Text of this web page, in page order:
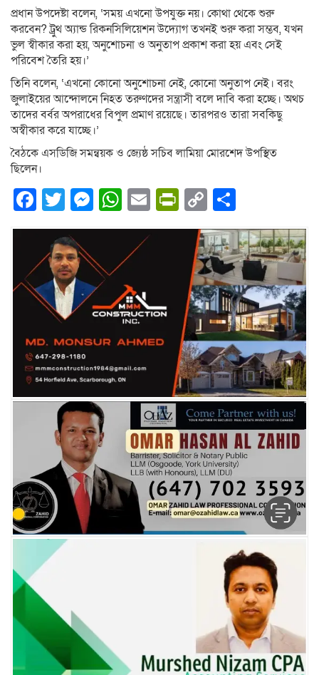
প্রধান উপদেষ্টা বলেন, ‘সময় এখনো উপযুক্ত নয়। কোথা থেকে শুরু
করবেন? ট্রুথ অ্যান্ড রিকনসিলিয়েশন উদ্যোগ তখনই শুরু করা সম্ভব, যখন
ভুল স্বীকার করা হয়, অনুশোচনা ও অনুতাপ প্রকাশ করা হয় এবং সেই
পরিবেশ তৈরি হয়।’
তিনি বলেন, ‘এখনো কোনো অনুশোচনা নেই, কোনো অনুতাপ নেই। বরং
জুলাইয়ের আন্দোলনে নিহত তরুণদের সন্ত্রাসী বলে দাবি করা হচ্ছে। অথচ
তাদের বর্বর অপরাধের বিপুল প্রমাণ রয়েছে। তারপরও তারা সবকিছু
অস্বীকার করে যাচ্ছে।’
বৈঠকে এসডিজি সমন্বয়ক ও জ্যেষ্ঠ সচিব লামিয়া মোরশেদ উপস্থিত
ছিলেন।
Facebook
Twitter
Messenger
WhatsApp
EmailPrintFriendly
Copy
Link